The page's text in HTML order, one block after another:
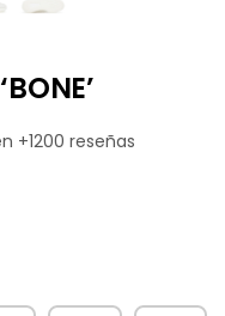
+1200 reseñas